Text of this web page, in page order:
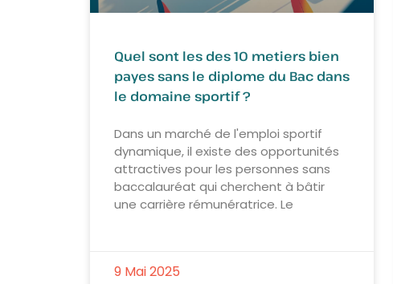
Quel sont les des 10 metiers bien
payes sans le diplome du Bac dans
le domaine sportif ?
Dans un marché de l'emploi sportif
dynamique, il existe des opportunités
attractives pour les personnes sans
baccalauréat qui cherchent à bâtir
une carrière rémunératrice. Le
9 Mai 2025